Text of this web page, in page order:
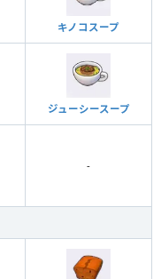
キノコスープ
ジューシースープ
-